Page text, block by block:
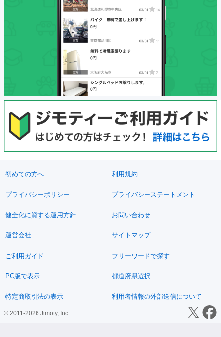
初めての方へ 利用規約
プライバシーポリシー プライバシーステートメント
健全化に資する運用方針 お問い合わせ
運営会社 サイトマップ
ご利用ガイド フリーワードで探す
PC版で表示 都道府県選択
特定商取引法の表示 利用者情報の外部送信について
© 2011-2026 Jimoty, Inc.